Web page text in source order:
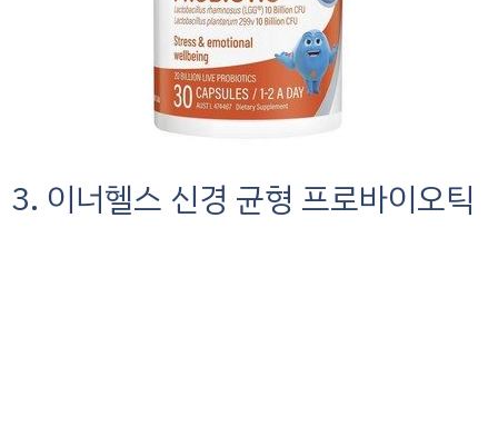
3. 이너헬스 신경 균형 프로바이오틱